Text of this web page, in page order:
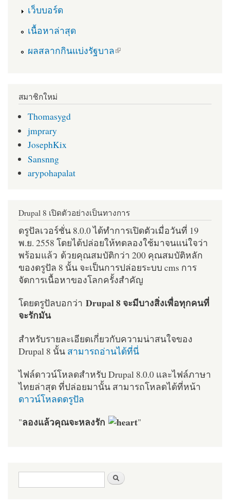
เว็บบอร์ด
เนื้อหาล่าสุด
ผลสลากกินแบ่งรัฐบาล
(link is external)
สมาชิกใหม่
Thomasygd
jmprary
JosephKix
Sansnng
arypohapalat
Drupal 8 เปิดตัวอย่างเป็นทางการ
ดรูปัลเวอร์ชั่น 8.0.0 ได้ทำการเปิดตัวเมื่อวันที่ 19
พ.ย. 2558 โดยได้ปล่อยให้ทดลองใช้มาจนแน่ใจว่า
พร้อมแล้ว ด้วยคุณสมบัติกว่า 200 คุณสมบัติหลัก
ของดรูปัล 8 นั้น จะเป็นการปล่อยระบบ cms การ
จัดการเนื้อหาของโลกครั้งสำคัญ
โดยดรูปัลบอกว่า Drupal 8 จะมีบางสิ่งเพื่อทุกคนที่
จะรักมัน
สำหรับรายละเอียดเกี่ยวกับความน่าสนใจของ
Drupal 8 นั้น สามารถอ่านได้ที่นี่
ไฟล์ดาวน์โหลดสำหรับ Drupal 8.0.0 และไฟล์ภาษา
ไทยล่าสุด ที่ปล่อยมานั้น สามารถโหลดได้ที่หน้า
ดาวน์โหลดดรูปัล
"ลองแล้วคุณจะหลงรัก "
ฟอร์มค้นหา